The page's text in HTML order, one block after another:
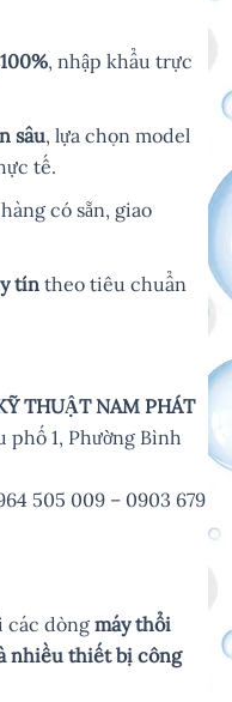
, nhập khẩu trực
sâu, lựa chọn model
tế.
có sẵn, giao
tíntheo tiêu chuẩn
THUẬT NAM PHÁT
phố 1, Phường Bình
505 009 – 0903 679
các dòngmáy thổi
nhiều thiết bị công